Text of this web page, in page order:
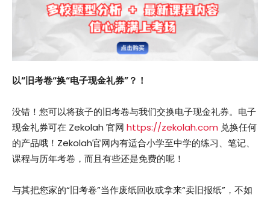
以“旧考卷“换“电子现金礼券”？！
没错！您可以将孩子的旧考卷与我们交换电子现金礼券。电子
现金礼券可在 Zekolah 官网 https://zekolah.com 兑换任何
的产品哦！Zekolah官网内有适合小学至中学的练习、笔记、
课程与历年考卷，而且有些还是免费的呢！
与其把您家的“旧考卷”当作废纸回收或拿来“卖旧报纸”，不如